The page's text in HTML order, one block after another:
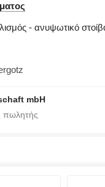
- ανυψωτικό
mbH